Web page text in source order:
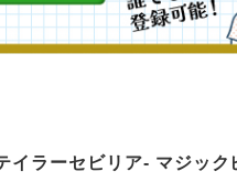
ラーセビリア- マジック